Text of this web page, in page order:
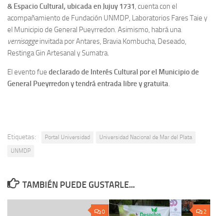
& Espacio Cultural, ubicada en Jujuy 1731, cuenta con el
acompañamiento de Fundación UNMDP, Laboratorios Fares Taie y
el Municipio de General Pueyrredon. Asimismo, habrá una
vernisaggeinvitada por Antares, Bravia Kombucha, Deseado,
Restinga Gin Artesanal y Sumatra.
El evento fue declarado de Interés Cultural por el Municipio de
General Pueyrredon y tendrá entrada libre y gratuita.
Etiquetas: Portal Universidad
Universidad Nacional de Mar del Plata
UNMDP
TAMBIÉN PUEDE GUSTARLE...
0 2